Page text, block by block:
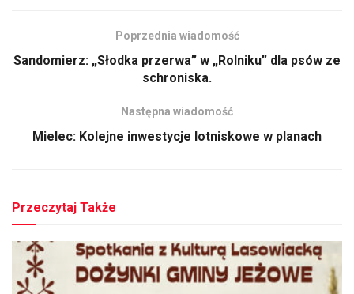
Poprzednia wiadomość
Sandomierz: „Słodka przerwa” w „Rolniku” dla psów ze
schroniska.
Następna wiadomość
Mielec: Kolejne inwestycje lotniskowe w planach
Przeczytaj Także